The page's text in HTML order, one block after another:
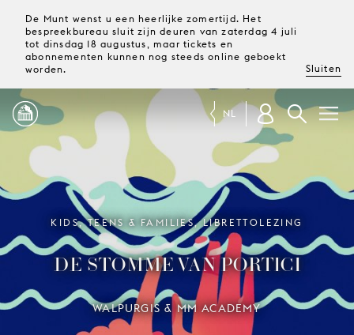
De Munt wenst u een heerlijke zomertijd. Het
bespreekbureau sluit zijn deuren van zaterdag 4 juli
tot dinsdag 18 augustus, maar tickets en
abonnementen kunnen nog steeds online geboekt
worden.
Sluiten
PROGRAMMA
MAGAZINE
TICKETS &
ABONNEMENTEN
UW
BEZOEK
NL
KIDS, TEENS & FAMILIES, LIBRETTOLEZING
DE STOMME VAN PORTICI
WALPURGIS & MM ACADEMY